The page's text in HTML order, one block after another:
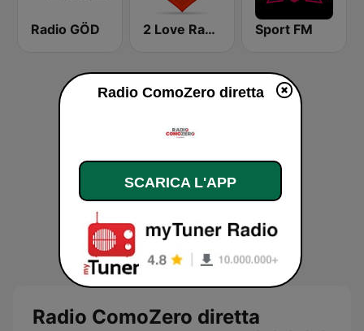
Radio GÖD 2 Love Radio Sport FM
Radio ComoZero diretta
Radio ComoZero diretta
SCARICA L'APP